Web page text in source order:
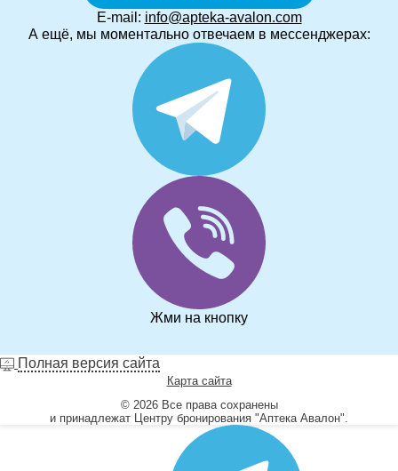
E-mail: info@apteka-avalon.com
А ещё, мы моментально отвечаем в мессенджерах:
Жми на кнопку
Полная версия сайта
Карта сайта
© 2026 Все права сохранены
и принадлежат Центру бронирования "Аптека Авалон".